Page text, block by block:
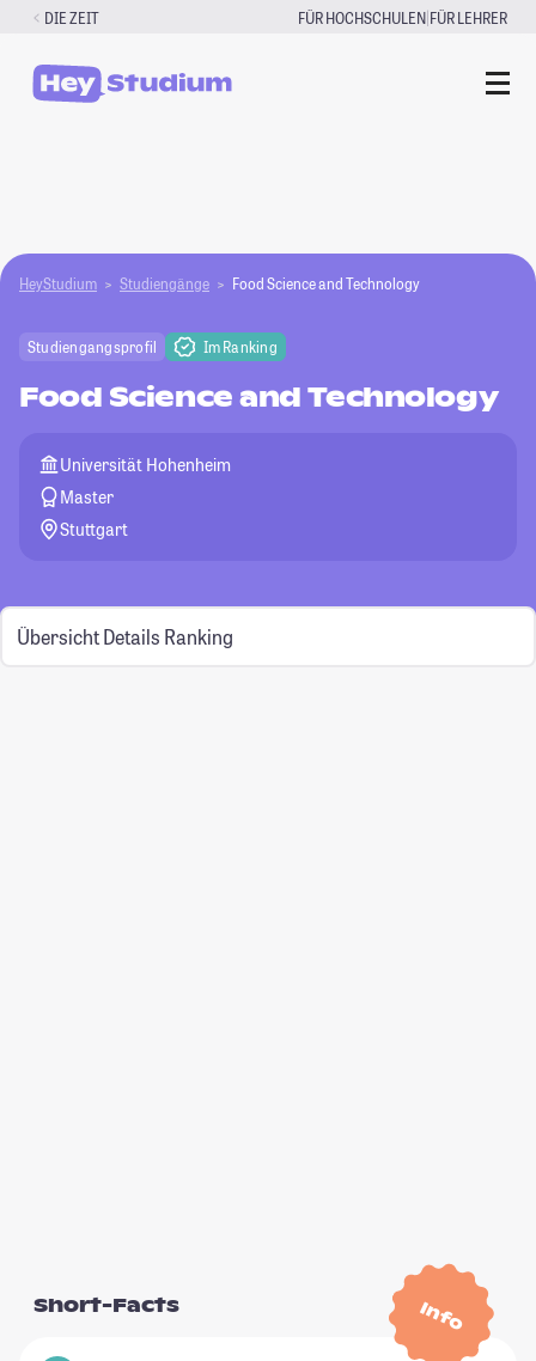
Zum
springen
DIE ZEIT FÜR HOCHSCHULEN|FÜR LEHRER
HeyStudium Studiengänge Food Science and Technology
Studiengangsprofil Im Ranking
Food Science and Technology
Universität Hohenheim
Master
Stuttgart
Übersicht Details Ranking
Info
Short-Facts